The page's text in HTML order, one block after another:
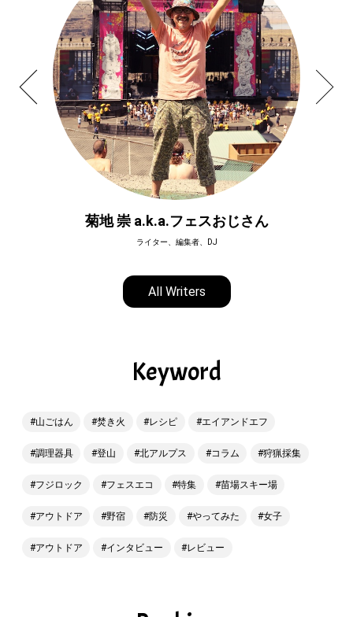
菊地 崇 a.k.a.フェスおじさん
ライター、編集者、DJ
All Writers
Keyword
山ごはん 焚き火 レシピ エイアンドエフ
調理器具 登山 北アルプス コラム 狩猟採集
フジロック フェスエコ 特集 苗場スキー場
アウトドア 野宿 防災 やってみた 女子
アウトドア インタビュー レビュー